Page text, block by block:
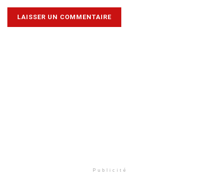
Publicité